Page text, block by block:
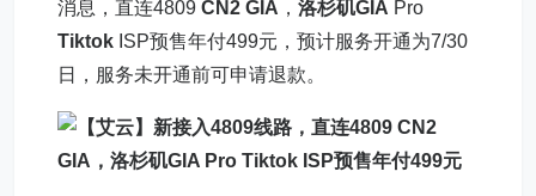
消息，直连4809 CN2 GIA ， 洛杉矶GIA Pro
Tiktok ISP预售年付499元，预计服务开通为7/30
日，服务未开通前可申请退款。